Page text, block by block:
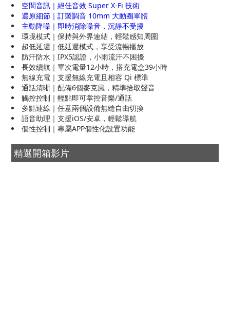
空間音訊｜絕佳音效 Super X-Fi 技術
還原細節｜訂製調音 10mm 大動圈單體
主動降噪｜即時消除噪音，沉靜不受擾
環境模式｜保持與外界連結，輕鬆感知周圍
超低延遲｜低延遲模式，享受流暢播放
防汗防水｜IPX5認證，小雨流汗不困擾
長效續航｜單次電量12小時，搭充電盒39小時
無線充電｜支援無線充電且相容 Qi 標準
通話清晰｜配備6個麥克風，精準拾取聲音
觸控控制｜輕點即可掌控音樂/通話
多點連線｜任意兩個設備無縫自由切換
語音助理｜支援iOS/安卓，輕鬆導航
個性控制｜專屬APP個性化設置功能
精選開箱影片